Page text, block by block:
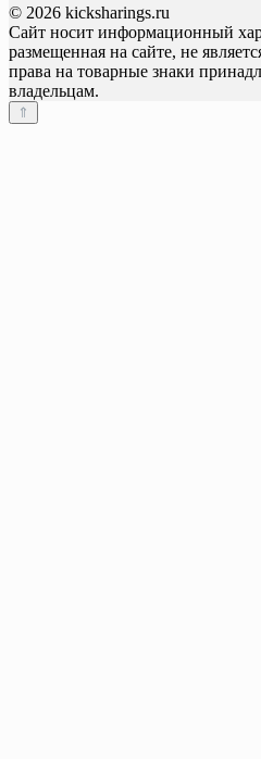
© 2026 kicksharings.ru
Сайт носит информационный
размещенная на сайте, не
права на товарные знаки
владельцам.